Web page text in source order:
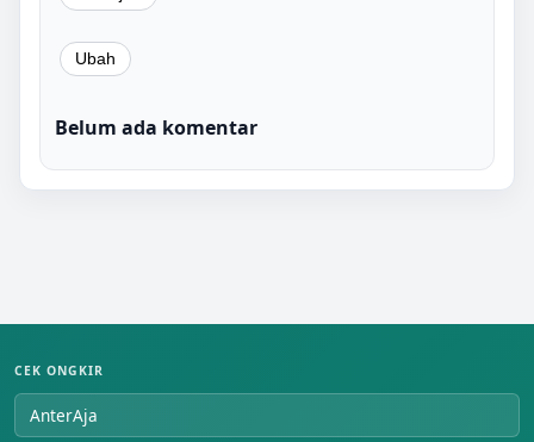
Belum ada komentar
CEK ONGKIR
AnterAja